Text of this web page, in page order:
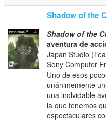
Shadow of the
Shadow of the
aventura de
Japan Studio
Sony Computer
Uno de esos
unánimemente
una inolvidable
la que tenemos
espectaculares